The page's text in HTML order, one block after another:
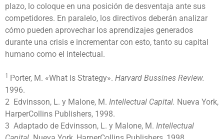
plazo, lo coloque en una posición de desventaja ante sus
competidores. En paralelo, los directivos deberán analizar
cómo pueden aprovechar los aprendizajes generados
durante una crisis e incrementar con esto, tanto su capital
humano como el intelectual.
1 Porter, M. «What is Strategy». Harvard Bussines Review.
1996.
2 Edvinsson, L. y Malone, M. Intellectual Capital. Nueva York,
HarperCollins Publishers, 1998.
3 Adaptado de Edvinsson, L. y Malone, M. Intellectual